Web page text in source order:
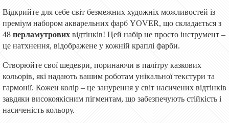
Відкрийте для себе світ безмежних художніх можливостей із
преміум набором акварельних фарб YOVER, що складається з
48 перламутрових відтінків! Цей набір не просто інструмент –
це натхнення, відображене у кожній краплі фарби.
Створюйте свої шедеври, поринаючи в палітру казкових
кольорів, які надають вашим роботам унікальної текстури та
гармонії. Кожен колір – це занурення у світ насичених відтінків
завдяки високоякісним пігментам, що забезпечують стійкість і
насиченість кольору.